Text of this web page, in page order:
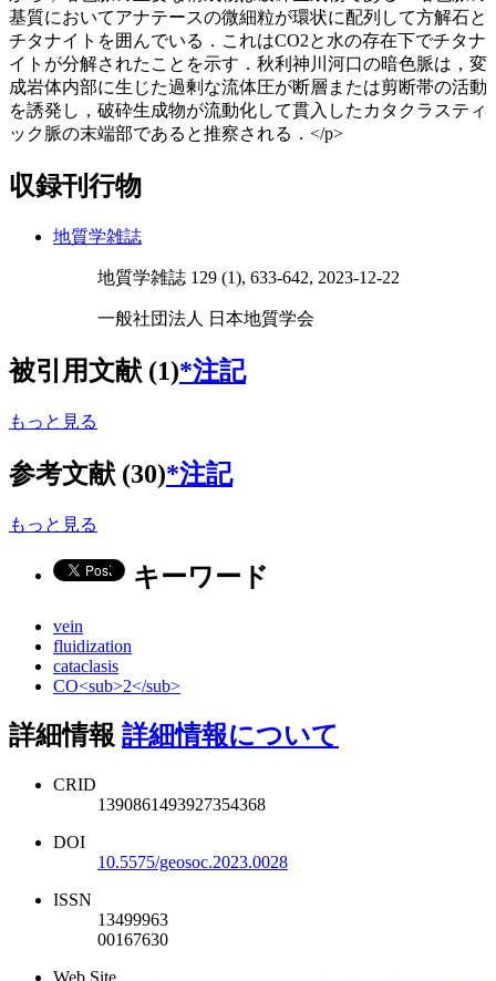
基質においてアナテースの微細粒が環状に配列して方解石と
チタナイトを囲んでいる．これはCO2と水の存在下でチタナ
イトが分解されたことを示す．秋利神川河口の暗色脈は，変
成岩体内部に生じた過剰な流体圧が断層または剪断帯の活動
を誘発し，破砕生成物が流動化して貫入したカタクラスティ
ック脈の末端部であると推察される．</p>
収録刊行物
地質学雑誌
地質学雑誌 129 (1), 633-642, 2023-12-22
一般社団法人 日本地質学会
被引用文献 (1)*注記
もっと見る
参考文献 (30)*注記
もっと見る
キーワード
vein
fluidization
cataclasis
CO<sub>2</sub>
詳細情報 詳細情報について
CRID
1390861493927354368
DOI
10.5575/geosoc.2023.0028
ISSN
13499963
00167630